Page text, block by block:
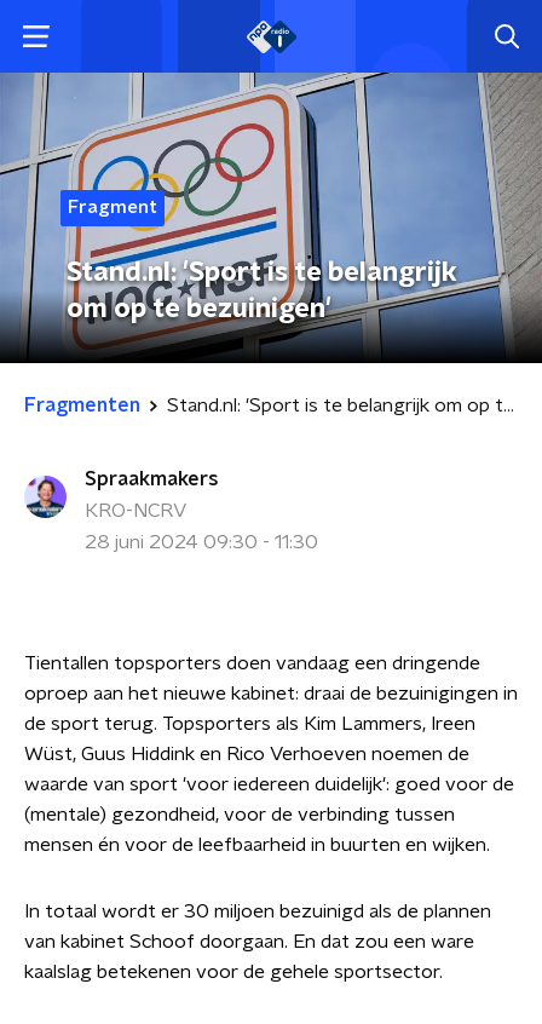
Fragment
Stand.nl: 'Sport is te belangrijk
om op te bezuinigen'
Fragmenten Stand.nl: 'Sport is te belangrijk om op te bezuinigen'
Spraakmakers
KRO-NCRV
28 juni 2024 09:30 - 11:30
Tientallen topsporters doen vandaag een dringende
oproep aan het nieuwe kabinet: draai de bezuinigingen in
de sport terug. Topsporters als Kim Lammers, Ireen
Wüst, Guus Hiddink en Rico Verhoeven noemen de
waarde van sport 'voor iedereen duidelijk': goed voor de
(mentale) gezondheid, voor de verbinding tussen
mensen én voor de leefbaarheid in buurten en wijken.
In totaal wordt er 30 miljoen bezuinigd als de plannen
van kabinet Schoof doorgaan. En dat zou een ware
kaalslag betekenen voor de gehele sportsector.